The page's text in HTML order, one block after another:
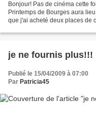
Bonjour! Pas de cinéma cette
Printemps de Bourges aura
que j'ai acheté deux places de
je ne fournis plus!!!
Publié le 15/04/2009 à 07:00
Par Patricia45